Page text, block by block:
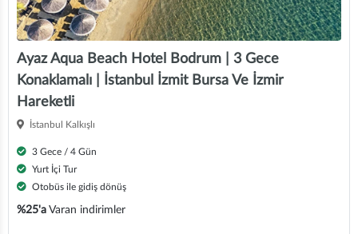
Ayaz Aqua Beach Hotel Bodrum | 3 Gece
Konaklamalı | İstanbul İzmit Bursa Ve İzmir
Hareketli
İstanbul Kalkışlı
3 Gece / 4 Gün
Yurt İçi Tur
Otobüs ile gidiş dönüş
%25'a Varan indirimler